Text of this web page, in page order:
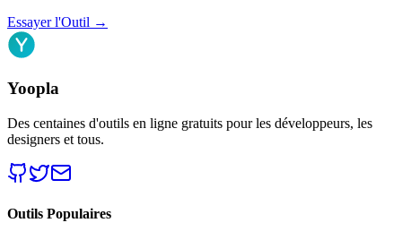
Essayer l'Outil →
Yoopla
Des centaines d'outils en ligne gratuits pour les développeurs, les
designers et tous.
Outils Populaires